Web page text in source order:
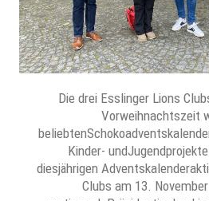
Die drei Esslinger Lions
Vorweihnachtszeit
Kinder-
diesjährigen
Clubs am 13.